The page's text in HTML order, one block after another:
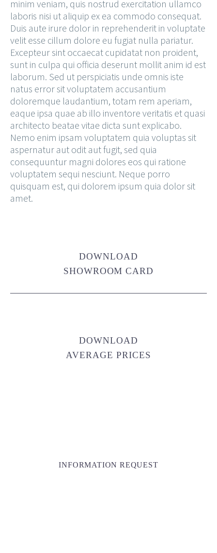
minim veniam, quis nostrud exercitation ullamco
laboris nisi ut aliquip ex ea commodo consequat.
Duis aute irure dolor in reprehenderit in voluptate
velit esse cillum dolore eu fugiat nulla pariatur.
Excepteur sint occaecat cupidatat non proident,
sunt in culpa qui officia deserunt mollit anim id est
laborum. Sed ut perspiciatis unde omnis iste
natus error sit voluptatem accusantium
doloremque laudantium, totam rem aperiam,
eaque ipsa quae ab illo inventore veritatis et quasi
architecto beatae vitae dicta sunt explicabo.
Nemo enim ipsam voluptatem quia voluptas sit
aspernatur aut odit aut fugit, sed quia
consequuntur magni dolores eos qui ratione
voluptatem sequi nesciunt. Neque porro
quisquam est, qui dolorem ipsum quia dolor sit
amet.
DOWNLOAD
SHOWROOM CARD
DOWNLOAD
AVERAGE PRICES
INFORMATION REQUEST